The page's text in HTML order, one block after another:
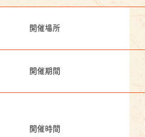
開催場所
開催期間
開催時間